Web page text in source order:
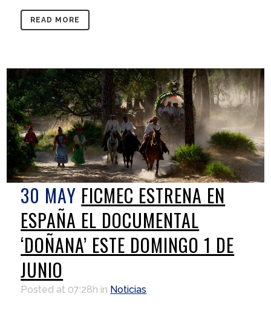
READ MORE
30 MAY FICMEC ESTRENA EN
ESPAÑA EL DOCUMENTAL
‘DOÑANA’ ESTE DOMINGO 1 DE
JUNIO
Posted at 07:28h in Noticias